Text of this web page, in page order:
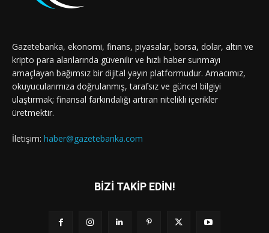
Gazetebanka, ekonomi, finans, piyasalar, borsa, dolar, altın ve
kripto para alanlarında güvenilir ve hızlı haber sunmayı
amaçlayan bağımsız bir dijital yayın platformudur. Amacımız,
okuyucularımıza doğrulanmış, tarafsız ve güncel bilgiyi
ulaştırmak; finansal farkındalığı artıran nitelikli içerikler
üretmektir.
İletişim: haber@gazetebanka.com
BİZİ TAKİP EDİN!